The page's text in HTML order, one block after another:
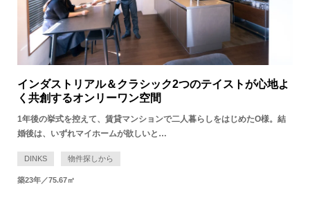
インダストリアル＆クラシック2つのテイストが心地よ
く共創するオンリーワン空間
1年後の挙式を控えて、賃貸マンションで二人暮らしをはじめたO様。結
婚後は、いずれマイホームが欲しいと…
DINKS 物件探しから
築23年／75.67㎡